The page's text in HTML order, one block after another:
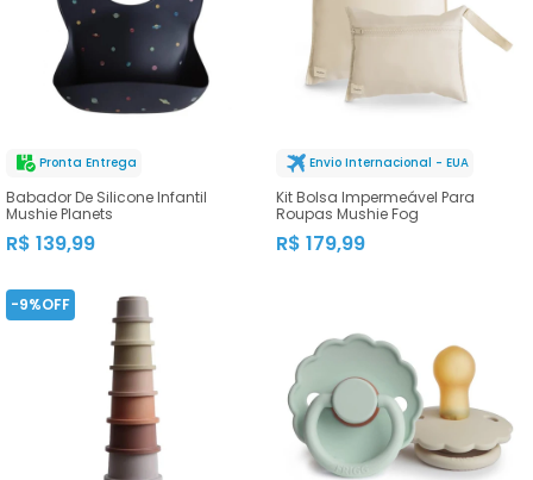
Pronta Entrega
Babador De Silicone Infantil
Mushie Planets
R$ 139,99
Envio Internacional - EUA
Kit Bolsa Impermeável Para
Roupas Mushie Fog
R$ 179,99
-9%OFF